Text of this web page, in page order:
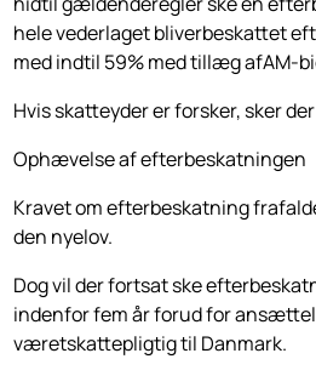
hele vederlaget bliverbeskattet
med indtil 59% med tillæg afAM-
Hvis skatteyder er forsker, sker
Ophævelse af efterbeskatningen
Kravet om efterbeskatning
den nyelov.
Dog vil der fortsat ske
indenfor fem år forud for
væretskattepligtig til Danmark.